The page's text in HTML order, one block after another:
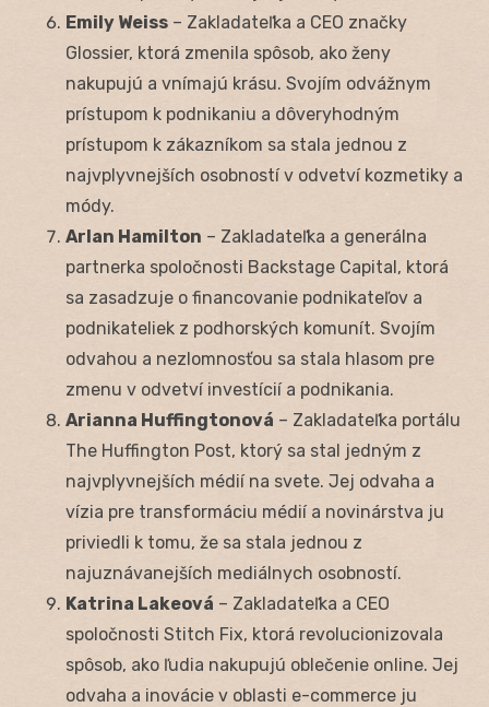
Emily Weiss – Zakladateľka a CEO značky
Glossier, ktorá zmenila spôsob, ako ženy
nakupujú a vnímajú krásu. Svojím odvážnym
prístupom k podnikaniu a dôveryhodným
prístupom k zákazníkom sa stala jednou z
najvplyvnejších osobností v odvetví kozmetiky a
módy.
Arlan Hamilton – Zakladateľka a generálna
partnerka spoločnosti Backstage Capital, ktorá
sa zasadzuje o financovanie podnikateľov a
podnikateliek z podhorských komunít. Svojím
odvahou a nezlomnosťou sa stala hlasom pre
zmenu v odvetví investícií a podnikania.
Arianna Huffingtonová – Zakladateľka portálu
The Huffington Post, ktorý sa stal jedným z
najvplyvnejších médií na svete. Jej odvaha a
vízia pre transformáciu médií a novinárstva ju
priviedli k tomu, že sa stala jednou z
najuznávanejších mediálnych osobností.
Katrina Lakeová – Zakladateľka a CEO
spoločnosti Stitch Fix, ktorá revolucionizovala
spôsob, ako ľudia nakupujú oblečenie online. Jej
odvaha a inovácie v oblasti e-commerce ju